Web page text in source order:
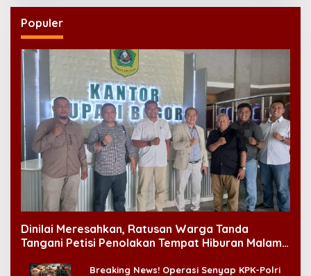
Populer
Dinilai Meresahkan, Ratusan Warga Tanda
Tangani Petisi Penolakan Tempat Hiburan Malam
Breaking News! Operasi Senyap KPK-Polri